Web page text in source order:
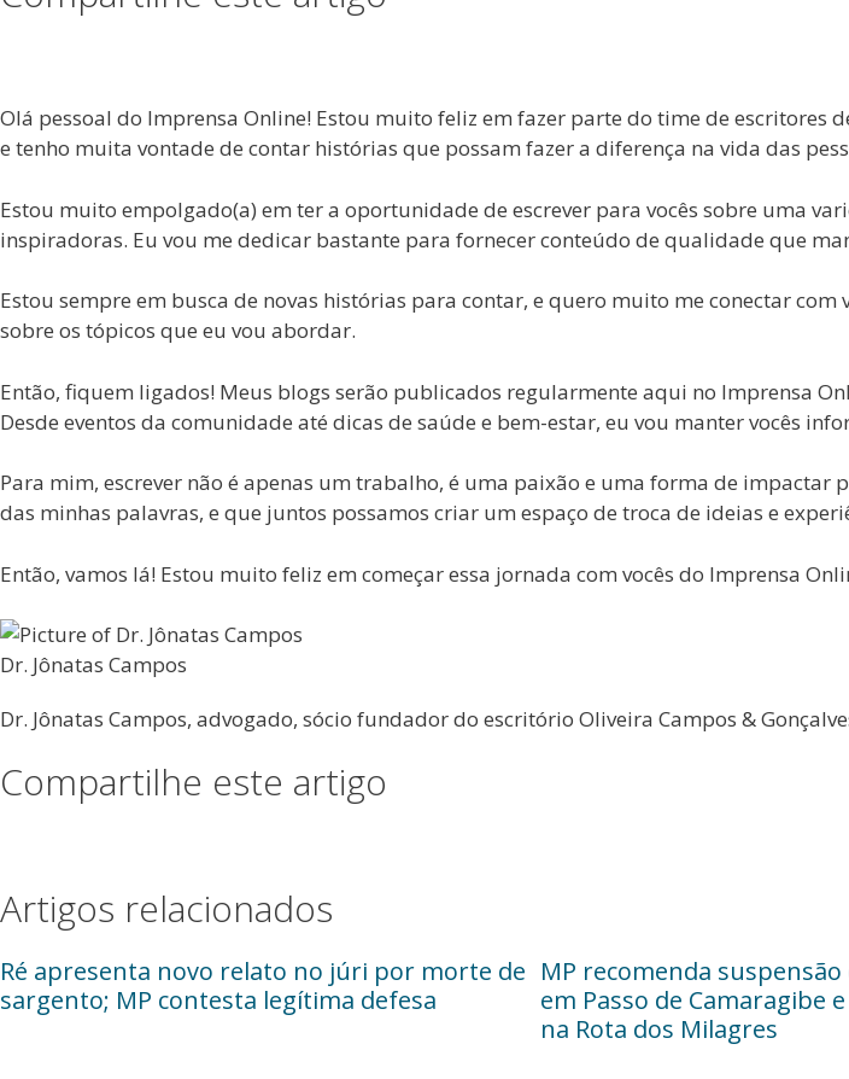
Olá pessoal do Imprensa Online! Estou muito feliz em fazer parte do time de escritores
e tenho muita vontade de contar histórias que possam fazer a diferença na vida das
Estou muito empolgado(a) em ter a oportunidade de escrever para vocês sobre uma
inspiradoras. Eu vou me dedicar bastante para fornecer conteúdo de qualidade que
Estou sempre em busca de novas histórias para contar, e quero muito me conectar
sobre os tópicos que eu vou abordar.
Então, fiquem ligados! Meus blogs serão publicados regularmente aqui no Imprensa
Desde eventos da comunidade até dicas de saúde e bem-estar, eu vou manter vocês
Para mim, escrever não é apenas um trabalho, é uma paixão e uma forma de impactar
das minhas palavras, e que juntos possamos criar um espaço de troca de ideias e
Então, vamos lá! Estou muito feliz em começar essa jornada com vocês do Imprensa
Dr. Jônatas Campos
Dr. Jônatas Campos, advogado, sócio fundador do escritório Oliveira Campos &
Compartilhe este artigo
Artigos relacionados
Ré apresenta novo relato no júri por morte de
sargento; MP contesta legítima defesa
MP recomenda suspensão
em Passo de Camaragibe
na Rota dos Milagres